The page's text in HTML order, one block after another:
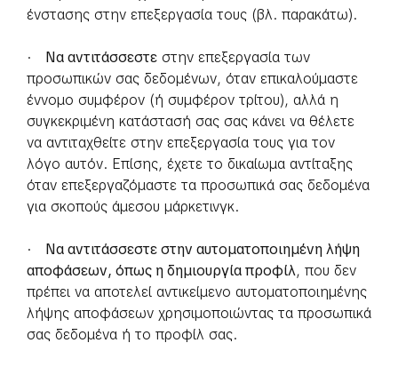
ένστασης στην επεξεργασία τους (βλ. παρακάτω).
· Να αντιτάσσεστε στην επεξεργασία των
προσωπικών σας δεδομένων, όταν επικαλούμαστε
έννομο συμφέρον (ή συμφέρον τρίτου), αλλά η
συγκεκριμένη κατάστασή σας σας κάνει να θέλετε
να αντιταχθείτε στην επεξεργασία τους για τον
λόγο αυτόν. Επίσης, έχετε το δικαίωμα αντίταξης
όταν επεξεργαζόμαστε τα προσωπικά σας δεδομένα
για σκοπούς άμεσου μάρκετινγκ.
· Να αντιτάσσεστε στην αυτοματοποιημένη λήψη
αποφάσεων, όπως η δημιουργία προφίλ, που δεν
πρέπει να αποτελεί αντικείμενο αυτοματοποιημένης
λήψης αποφάσεων χρησιμοποιώντας τα προσωπικά
σας δεδομένα ή το προφίλ σας.